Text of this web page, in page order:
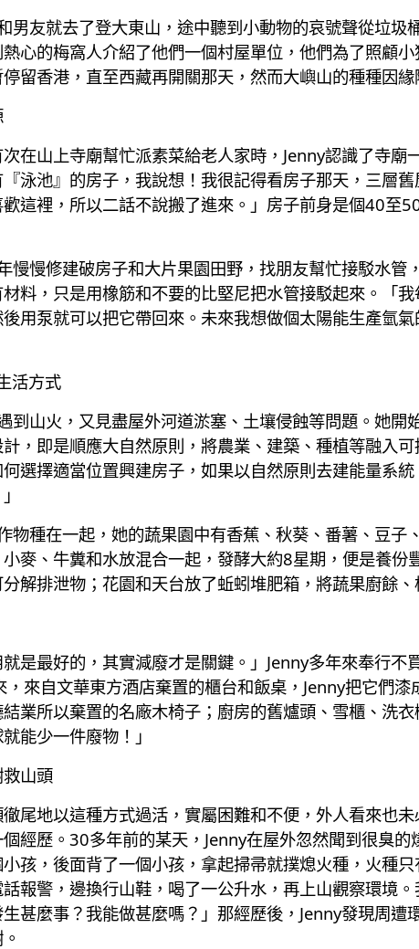
男友就去了登大東山，途中聽到小動物的哀號聲從垃
心的梅窩人介紹了他們一個村屋單位，他們為了照顧
停留香港，直至西藏再開關那天，然而大嶼山的種種因緣
在山上寺廟幫忙派素菜給老人家時，Jenny認識了寺
泳池』的房子，我說想！我很記得看房子那天，三層
這裡，所以二話不說搬了進來。」房子前身是個40至
慢慢修建破房子和大片果園田野，找朋友幫忙接駁水
料，只是用橡筋和不要的比堅尼把水管接駁起來。「
用泵就可以把它帶回來。未來我想做個太陽能生產氫
活方式
到山火，又見盡屋外河道淤塞、土壤侵蝕等問題。她
計，即是順應大自然原則，將農業、建築、種植等融入
選擇適當位置興建房子，如果以自然原則去建能量系
物種在一起，她的蔬果園中有香蕉、秋葵、番薯、豆
麥、牛糞和水放混合一起，發酵大約8星期，便是養
解排泄物；花園和天台放了蚯蚓堆肥箱，將蔬果廚餘
就是最好的，其實減廢才是關鍵。」Jenny多年來奉行
來自文華東方酒店棄置的櫃台和飯桌，Jenny把它們
業所以棄置的名廠木椅子；廚房的舊爐頭、雪櫃、洗
能少一件廢物！」
山頭
尾地以這種方式過活，實屬困難和不便，外人看來也
經歷。30多年前的某天，Jenny在屋外忽然聞到很臭
小孩，後面背了一個小孩，拿起掃帚就撲熄火種，火種
報警，邊換行山鞋，喝了一公升水，再上山觀察環境
甚麼事？我能做甚麼嗎？」那經歷後，Jenny發現周